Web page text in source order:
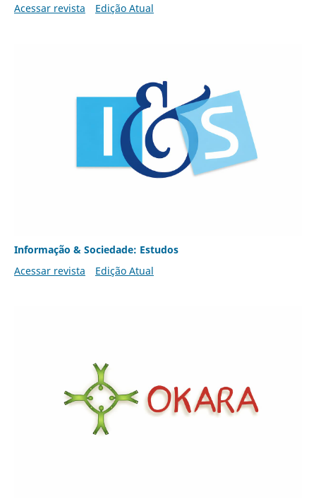
Acessar revista
Edição Atual
Informação & Sociedade: Estudos
Acessar revista
Edição Atual